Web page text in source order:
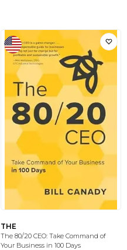
THE
The 80/20 CEO: Take Command of
Your Business in 100 Days